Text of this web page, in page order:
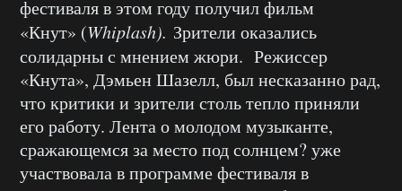
фестиваля в этом году получил фильм
«Кнут» (Whiplash). Зрители оказались
солидарны с мнением жюри. Режиссер
«Кнута», Дэмьен Шазелл, был несказанно рад,
что критики и зрители столь тепло приняли
его работу. Лента о молодом музыканте,
сражающемся за место под солнцем? уже
участвовала в программе фестиваля в